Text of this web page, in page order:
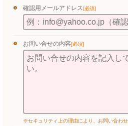
確認用メールアドレス[必須]
お問い合せの内容[必須]
※セキュリティ上の理由により、お問い合わ